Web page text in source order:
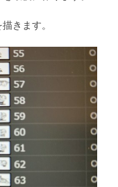
きます。